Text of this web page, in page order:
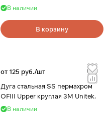
В наличии
В корзину
от 125 руб./шт
Дуга стальная SS пермахром
OFIII Upper круглая 3М Unitek.
В наличии